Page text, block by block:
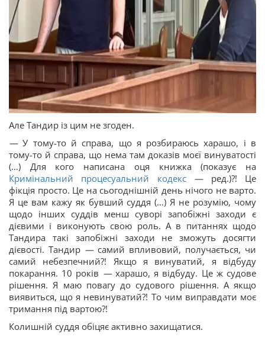
Але Тандир із цим не згоден.
—У тому-то й справа, що я розбираюсь харашо, і в
тому-то й справа, що нема там доказів моєї винуватості
(…) Для кого написана оця книжка (показує на
Кримінальний процесуальний кодекс
—ред.)?! Це
фікція просто. Це на сьогоднішній день нічого не варто.
Я це вам кажу як бувший суддя (…) Я не розумію, чому
щодо інших суддів менш суворі запобіжні заходи є
дієвими і виконують свою роль. А в питаннях щодо
Тандира такі запобіжні заходи не зможуть досягти
дієвості. Тандир —самий впливовий, получається, чи
самий небезпечний?! Якщо я винуватий, я відбуду
покарання. 10 років —харашо, я відбуду. Це ж судове
рішення. Я маю повагу до судового рішення. А якщо
виявиться, що я невинуватий?! То чим виправдати моє
тримання під вартою?!
Колишній суддя обіцяє активно захищатися.